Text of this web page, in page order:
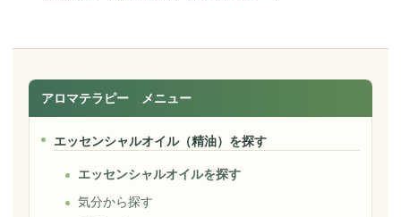
アロマテラピー メニュー
エッセンシャルオイル（精油）を探す
エッセンシャルオイルを探す
気分から探す